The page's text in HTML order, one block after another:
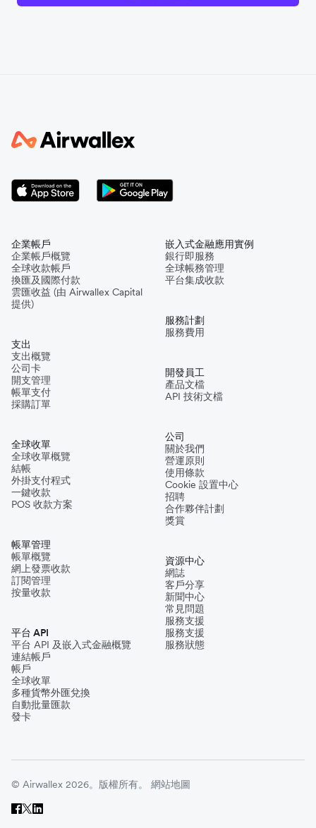
企業帳戶
企業帳戶概覽
全球收款帳戶
換匯及國際付款
雲匯收益 (由 Airwallex Capital
提供)
支出
支出概覽
公司卡
開支管理
帳單支付
採購訂單
全球收單
全球收單概覽
結帳
外掛支付程式
一鍵收款
POS 收款方案
帳單管理
帳單概覽
網上發票收款
訂閱管理
按量收款
平台 API
平台 API 及嵌入式金融概覽
連結帳戶
帳戶
全球收單
多種貨幣外匯兌換
自動批量匯款
發卡
嵌入式金融應用實例
銀行即服務
全球帳務管理
平台集成收款
服務計劃
服務費用
開發員工
產品文檔
API 技術文檔
公司
關於我們
營運原則
使用條款
Cookie 設置中心
招聘
合作夥伴計劃
獎賞
資源中心
網誌
客戶分享
新聞中心
常見問題
服務支援
服務支援
服務狀態
© Airwallex 2026。版權所有。 網站地圖